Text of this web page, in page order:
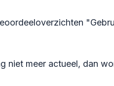
niet meer actueel, dan